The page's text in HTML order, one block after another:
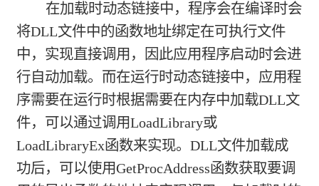
在加载时动态链接中，程序会在编译时会
将DLL文件中的函数地址绑定在可执行文件
中，实现直接调用，因此应用程序启动时会进
行自动加载。而在运行时动态链接中，应用程
序需要在运行时根据需要在内存中加载DLL文
件，可以通过调用LoadLibrary或
LoadLibraryEx函数来实现。DLL文件加载成
功后，可以使用GetProcAddress函数获取要调